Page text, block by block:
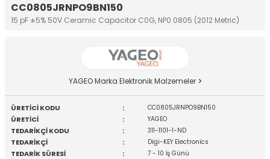
CC0805JRNPO9BN150
15 pF ±5% 50V Ceramic Capacitor C0G, NP0 0805 (2012 Metric)
YAGEO Marka Elektronik Malzemeler
ÜRETİCİ KODU : CC0805JRNPO9BN150
ÜRETİCİ : YAGEO
TEDARİKÇİ KODU : 311-1101-1-ND
TEDARİKÇİ : Digi-KEY Electronics
TEDARİK SÜRESİ : 7 - 10 İş Günü